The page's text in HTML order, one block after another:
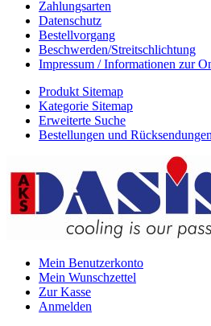
Zahlungsarten
Datenschutz
Bestellvorgang
Beschwerden/Streitschlichtung
Impressum / Informationen zur
Produkt Sitemap
Kategorie Sitemap
Erweiterte Suche
Bestellungen und Rücksendungen
Mein Benutzerkonto
Mein Wunschzettel
Zur Kasse
Anmelden